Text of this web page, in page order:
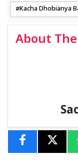
Kacha Dhobianya
About